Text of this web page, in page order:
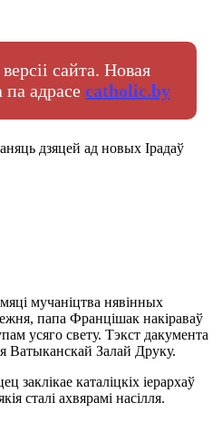
сайта. Новая
па адрасе catholic.by
дзяцей ад новых Ірадаў
мучаніцтва нявінных
папа Францішак накіраваў
усяго свету. Тэкст дакумента
Ватыканскай Залай Друку.
заклікае каталіцкіх іерархаў
сталі ахвярамі насілля.